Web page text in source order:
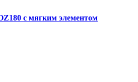
с мягким элементом